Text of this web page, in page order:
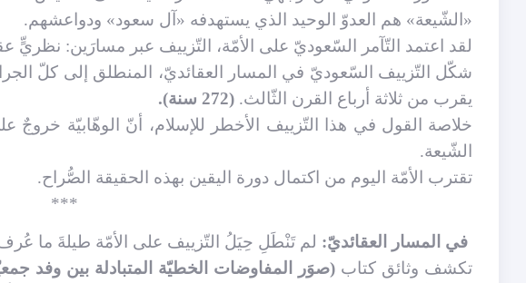
«الشّيعة» هم العدوّ الوحيد الذي يستهدفه «آل سعود» ودواعشهم.
لقد اعتمد التّآمر السّعوديّ على الأمّة، التّزييف عبر مسارَين:
شكّل التّزييف السّعوديّ في المسار العقائديّ، المنطلق إلى كلّ
يقرب من ثلاثة أرباع القرن الثّالث. (272 سنة).
خلاصة القول في هذا التّزييف الأخطر للإسلام، أنّ الوهّابيّة خروجٌ
الشّيعة.
تقترب الأمّة اليوم من اكتمال دورة اليقين بهذه الحقيقة الصُّراح.
***
في المسار العقائديّ: لم تَنْطَلِ حِيَلُ التّزييف على الأمّة طيلةَ ما عُرف
تكشف وثائق كتاب (صوَر المفاوضات الخطيّة المتبادلة بين وفد